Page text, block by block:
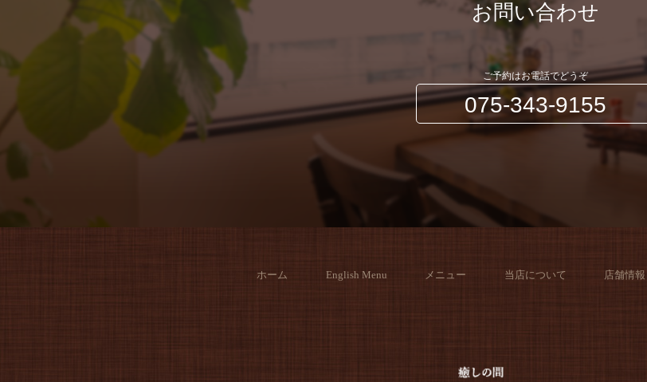
お問い合わせ
ご予約はお電話でどうぞ
075-343-9155
ホーム English Menu メニュー 当店について 店舗情報